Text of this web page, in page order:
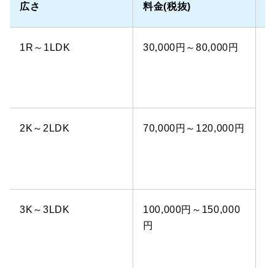
広さ 料金(税抜)
1R～1LDK 30,000円～80,000円
2K～2LDK 70,000円～120,000円
3K～3LDK
100,000円～150,000
円